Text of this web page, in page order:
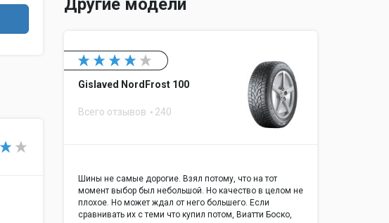
Другие модели
Gislaved NordFrost 100
Всего отзывов 240
Шины не самые дорогие. Взял потому, что на тот
момент выбор был небольшой. Но качество в целом не
плохое. Но может ждал от него большего. Если
сравнивать их с теми что купил потом, Виатти Боско,